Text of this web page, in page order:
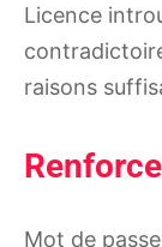
Licence
raisons
Mot de